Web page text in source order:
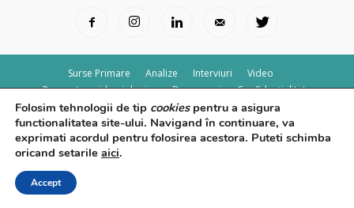
Surse Primare Analize Interviuri
Video
Rapoarte epidemiologice
Despre noi Confidențialitate
© Powered by Control F5
Folosim tehnologii de tip cookiespentru a asigura
functionalitatea site-ului. Navigand în continuare, va
exprimati acordul pentru folosirea acestora. Puteti schimba
oricand setarile aici.
Accept